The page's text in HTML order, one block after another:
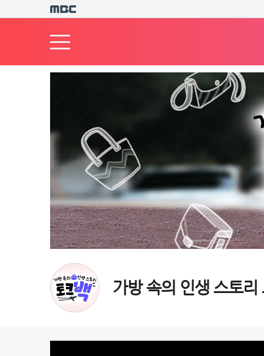
가방 속의 인생 스토리